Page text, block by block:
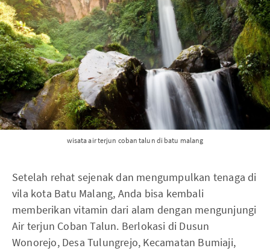
wisata air terjun coban talun di batu malang
Setelah rehat sejenak dan mengumpulkan tenaga di
vila kota Batu Malang, Anda bisa kembali
memberikan vitamin dari alam dengan mengunjungi
Air terjun Coban Talun. Berlokasi di Dusun
Wonorejo, Desa Tulungrejo, Kecamatan Bumiaji,